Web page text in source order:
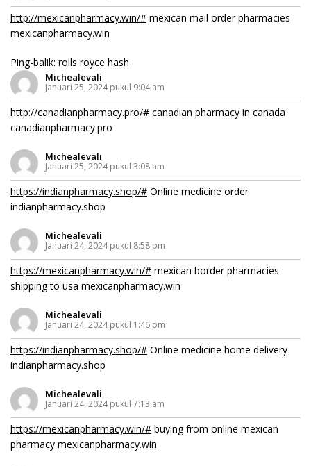
http://mexicanpharmacy.win/# mexican mail order pharmacies
mexicanpharmacy.win
Ping-balik: rolls royce hash
Michealevali
Januari 25, 2024 pukul 9:04 am
http://canadianpharmacy.pro/# canadian pharmacy in canada
canadianpharmacy.pro
Michealevali
Januari 25, 2024 pukul 3:08 am
https://indianpharmacy.shop/# Online medicine order
indianpharmacy.shop
Michealevali
Januari 24, 2024 pukul 8:58 pm
https://mexicanpharmacy.win/# mexican border pharmacies
shipping to usa mexicanpharmacy.win
Michealevali
Januari 24, 2024 pukul 1:46 pm
https://indianpharmacy.shop/# Online medicine home delivery
indianpharmacy.shop
Michealevali
Januari 24, 2024 pukul 7:13 am
https://mexicanpharmacy.win/# buying from online mexican
pharmacy mexicanpharmacy.win